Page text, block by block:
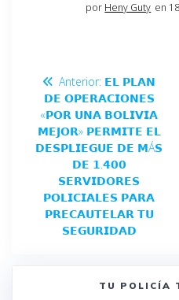
por Heny Guty en
Anterior: 𝗘𝗟 𝗣𝗟𝗔𝗡
𝗗𝗘 𝗢𝗣𝗘𝗥𝗔𝗖𝗜𝗢𝗡𝗘𝗦
«𝗣𝗢𝗥 𝗨𝗡𝗔 𝗕𝗢𝗟𝗜𝗩𝗜𝗔
𝗠𝗘𝗝𝗢𝗥» 𝗣𝗘𝗥𝗠𝗜𝗧𝗘 𝗘𝗟
𝗗𝗘𝗦𝗣𝗟𝗜𝗘𝗚𝗨𝗘 𝗗𝗘 𝗠Á𝗦
𝗗𝗘 𝟭.𝟰𝟬𝟬
𝗦𝗘𝗥𝗩𝗜𝗗𝗢𝗥𝗘𝗦
𝗣𝗢𝗟𝗜𝗖𝗜𝗔𝗟𝗘𝗦 𝗣𝗔𝗥𝗔
𝗣𝗥𝗘𝗖𝗔𝗨𝗧𝗘𝗟𝗔𝗥 𝗧𝗨
𝗦𝗘𝗚𝗨𝗥𝗜𝗗𝗔𝗗
TU POLICÍA